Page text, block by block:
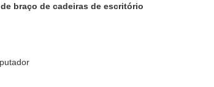
braço de cadeiras de escritório